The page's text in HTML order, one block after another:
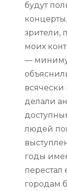
будут
зрители,
моих
—
делали
людей
годы
перестал
городам